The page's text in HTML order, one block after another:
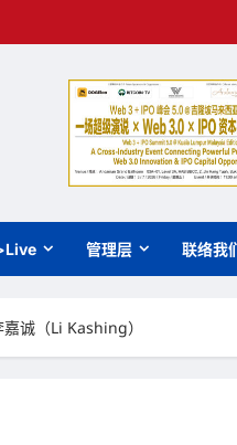
管理层 联络我
诚（Li Kashing）